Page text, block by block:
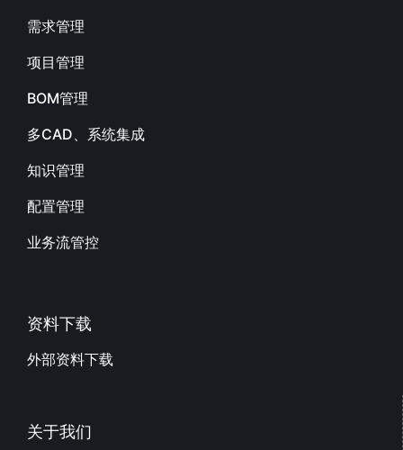
需求管理
项目管理
BOM管理
多CAD、系统集成
知识管理
配置管理
业务流管控
资料下载
外部资料下载
关于我们